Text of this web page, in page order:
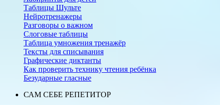
Таблицы Шульте
Нейротренажеры
Разговоры о важном
Слоговые таблицы
Таблица умножения тренажёр
Тексты для списывания
Графические диктанты
Как проверить технику чтения ребёнка
Безударные гласные
САМ СЕБЕ РЕПЕТИТОР